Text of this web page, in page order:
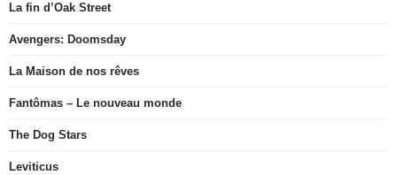
La fin d’Oak Street
Avengers: Doomsday
La Maison de nos rêves
Fantômas – Le nouveau monde
The Dog Stars
Leviticus